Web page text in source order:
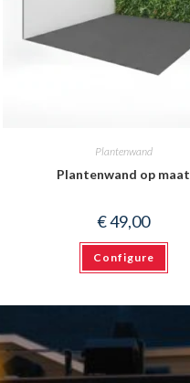
Plantenwand
Plantenwand op maat
€49,00
Configure